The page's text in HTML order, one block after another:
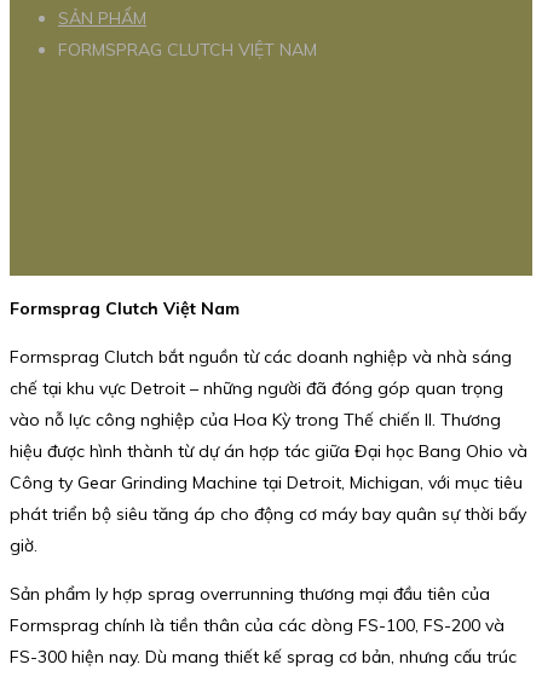
SẢN PHẨM
FORMSPRAG CLUTCH VIỆT NAM
Formsprag Clutch Việt Nam
Formsprag Clutch bắt nguồn từ các doanh nghiệp và nhà sáng
chế tại khu vực Detroit – những người đã đóng góp quan trọng
vào nỗ lực công nghiệp của Hoa Kỳ trong Thế chiến II. Thương
hiệu được hình thành từ dự án hợp tác giữa Đại học Bang Ohio và
Công ty Gear Grinding Machine tại Detroit, Michigan, với mục tiêu
phát triển bộ siêu tăng áp cho động cơ máy bay quân sự thời bấy
giờ.
Sản phẩm ly hợp sprag overrunning thương mại đầu tiên của
Formsprag chính là tiền thân của các dòng FS-100, FS-200 và
FS-300 hiện nay. Dù mang thiết kế sprag cơ bản, nhưng cấu trúc